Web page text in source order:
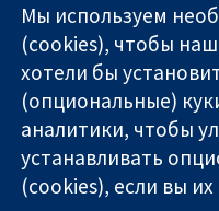
Надёжные
11-
Мы используем
(cookies), чтобы
хотели бы
(опциональные)
аналитики, чтобы
устанавливать
(cookies), если вы